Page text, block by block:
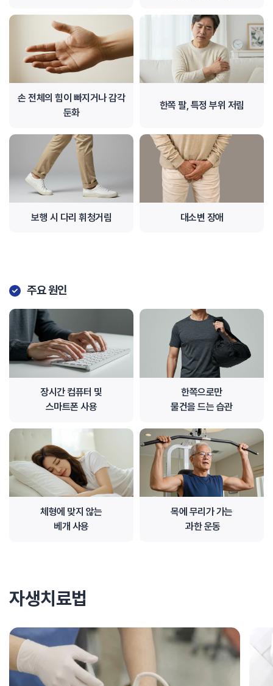
손 전체의 힘이 빠지거나 감각
둔화
한쪽 팔, 특정 부위 저림
보행 시 다리 휘청거림 대소변 장애
주요 원인
장시간 컴퓨터 및
스마트폰 사용
한쪽으로만
물건을 드는 습관
체형에 맞지 않는
베개 사용
목에 무리가 가는
과한 운동
자생치료법